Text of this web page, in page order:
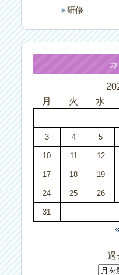
研修
月
火 水
3 4 5
10 11 12
17 18 19
24 25 26
31
過
過